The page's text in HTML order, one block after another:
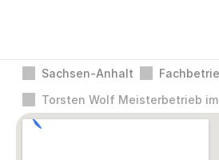
Sachsen-Anhalt
Torsten Wolf Meisterbetrieb